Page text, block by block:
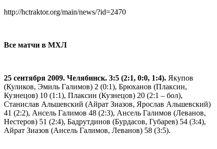
http://hctraktor.org/main/news/?id=2470
Все матчи в МХЛ
25 сентября 2009. Челябинск. 3:5 (2:1, 0:0, 1:4). Якупов
(Куликов, Эмиль Галимов) 2 (0:1), Брюханов (Плаксин,
Кузнецов) 10 (1:1), Плаксин (Кузнецов) 20 (2:1 – бол),
Станислав Альшевский (Айрат Зиазов, Ярослав Альшевский)
41 (2:2), Ансель Галимов 48 (2:3), Ансель Галимов (Леванов,
Нестеров) 51 (2:4), Бадрутдинов (Бурдасов, Губарев) 54 (3:4),
Айрат Зиазов (Ансель Галимов, Леванов) 58 (3:5).